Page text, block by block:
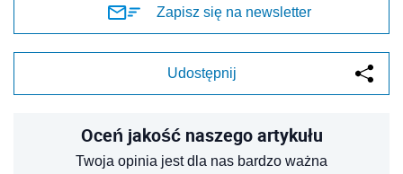
Zapisz się na newsletter
Udostępnij
Oceń jakość naszego artykułu
Twoja opinia jest dla nas bardzo ważna